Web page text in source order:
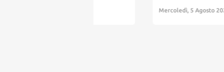
Mercoledì, 5 Agosto 2026